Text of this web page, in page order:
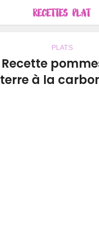
PLATS
Recette
terre à la